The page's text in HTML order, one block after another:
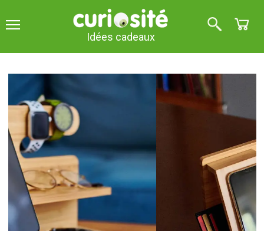
Idées cadeaux